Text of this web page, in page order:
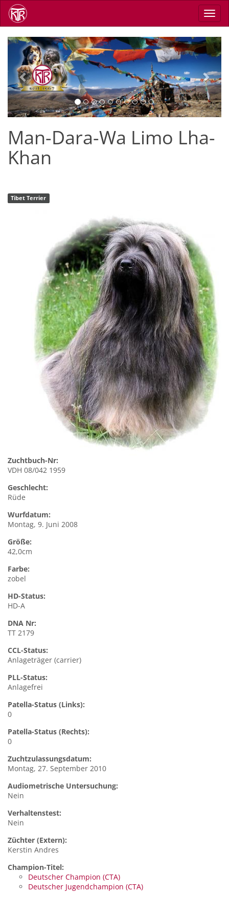
Direkt
zum
Inhalt
Previous Next
Man-Dara-Wa Limo Lha-
Khan
Tibet Terrier
Zuchtbuch-Nr:
VDH 08/042 1959
Geschlecht:
Rüde
Wurfdatum:
Montag, 9. Juni 2008
Größe:
42,0cm
Farbe:
zobel
HD-Status:
HD-A
DNA Nr:
TT 2179
CCL-Status:
Anlageträger (carrier)
PLL-Status:
Anlagefrei
Patella-Status (Links):
0
Patella-Status (Rechts):
0
Zuchtzulassungsdatum:
Montag, 27. September 2010
Audiometrische Untersuchung:
Nein
Verhaltenstest:
Nein
Züchter (Extern):
Kerstin Andres
Champion-Titel:
Deutscher Champion (CTA)
Deutscher Jugendchampion (CTA)